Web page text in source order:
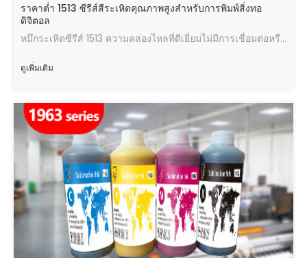
ราคาต่ำ 1513 ซีรีส์สีระเหิดคุณภาพสูงสำหรับการพิมพ์สิ่งทอ
ดิจิตอล
หมึกระเหิดซีรีส์ 1513 ความคล่องไหลที่ดีเยี่ยมไม่มีการเชื่อมต่อหรือการฉีดพ่นเอียงไม่เป็นพิษและเป็นมิตรกับสิ่งแวดล้อม สีสดใสผลการโอนที่ดี
ดูเพิ่มเติม